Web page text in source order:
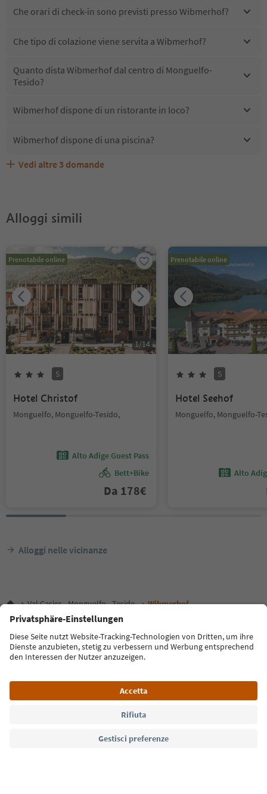
Che orari di check-in sono previsti presso Wibmerhof?
Che tipo di colazione viene servita a Wibmerhof?
Quanto dista Wibmerhof dal centro di Monguelfo-
Tesido?
Wibmerhof dispone di un ristorante in loco?
Wibmerhof dispone di una piscina?
Wibmerhof accetta animali domestici?
Quali servizi/attività sono disponibili presso Wibmerhof?
Gli ospiti di Wibmerhof ricevono l'Alto Adige Guest Pass?
Vedi altre 3 domande
Alloggi simili
Prenotabile online
1/14
S
Hotel Christof
Monguelfo, Monguelfo-Tesido,
Alto Adige Guest Pass
Bett+Bike
Da 178€
Prenotabile online
S
Hotel Seehof
Monguelfo, Monguelfo-
Alto
Alloggi nelle vicinanze
Val Casies - Monguelfo - Tesido Wibmerhof
Lingua: Italiano